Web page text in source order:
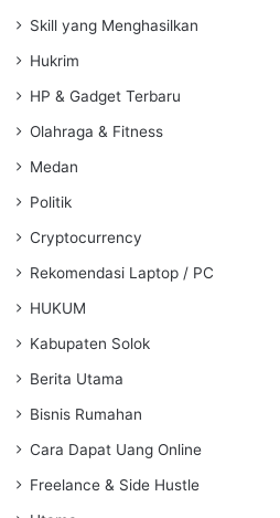
Skill yang Menghasilkan
Hukrim
HP & Gadget Terbaru
Olahraga & Fitness
Medan
Politik
Cryptocurrency
Rekomendasi Laptop / PC
HUKUM
Kabupaten Solok
Berita Utama
Bisnis Rumahan
Cara Dapat Uang Online
Freelance & Side Hustle